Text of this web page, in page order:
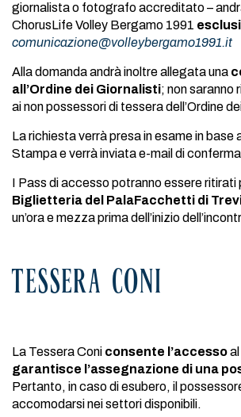
giornalista o fotografo accreditato –
ChorusLife Volley Bergamo 1991
comunicazione@volleybergamo1991.it
Alla domanda andrà inoltre allegata una
all’Ordine dei Giornalisti; non
ai non possessori di tessera dell’Ordine
La richiesta verrà presa in esame in base
Stampa e verrà inviata e-mail di
I Pass di accesso potranno essere ritirati
Biglietteria del PalaFacchetti di
un’ora e mezza prima dell’inizio
TESSERA CONI
La Tessera Coni consente l’accesso
garantisce l’assegnazione di una
Pertanto, in caso di esubero, il
accomodarsi nei settori disponibili.